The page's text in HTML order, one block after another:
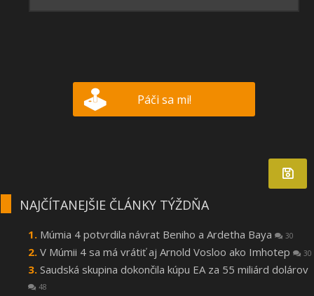
Páči sa mi!
NAJČÍTANEJŠIE ČLÁNKY TÝŽDŇA
Múmia 4 potvrdila návrat Beniho a Ardetha Baya 30
V Múmii 4 sa má vrátiť aj Arnold Vosloo ako Imhotep 30
Saudská skupina dokončila kúpu EA za 55 miliárd dolárov
48